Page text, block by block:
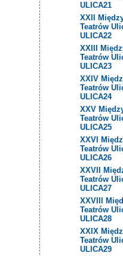
ULICA21
XXII
Teatrów
ULICA22
XXIII
Teatrów
ULICA23
XXIV
Teatrów
ULICA24
XXV
Teatrów
ULICA25
XXVI
Teatrów
ULICA26
XXVII
Teatrów
ULICA27
XXVIII
Teatrów
ULICA28
XXIX
Teatrów
ULICA29